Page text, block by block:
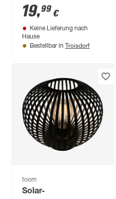
warmweiß IP 44 12 x
24 x 12 cm
19,99 €
Keine Lieferung nach
Hause
Bestellbar in Troisdorf
toom
Solar-